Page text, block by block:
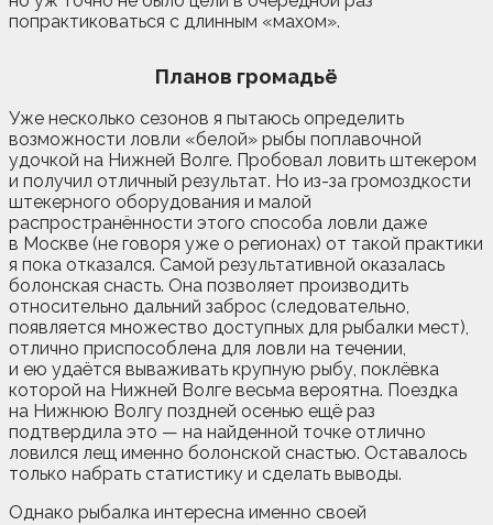
попрактиковаться с длинным «махом».
Планов громадьё
Уже несколько сезонов я пытаюсь определить
возможности ловли «белой» рыбы поплавочной
удочкой на Нижней Волге. Пробовал ловить штекером
и получил отличный результат. Но из-за громоздкости
штекерного оборудования и малой
распространённости этого способа ловли даже
в Москве (не говоря уже о регионах) от такой практики
я пока отказался. Самой результативной оказалась
болонская снасть. Она позволяет производить
относительно дальний заброс (следовательно,
появляется множество доступных для рыбалки мест),
отлично приспособлена для ловли на течении,
и ею удаётся вываживать крупную рыбу, поклёвка
которой на Нижней Волге весьма вероятна. Поездка
на Нижнюю Волгу поздней осенью ещё раз
подтвердила это — на найденной точке отлично
ловился лещ именно болонской снастью. Оставалось
только набрать статистику и сделать выводы.
Однако рыбалка интересна именно своей